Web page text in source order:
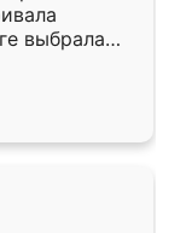
выбрала
потом
объяснил
с
осталась